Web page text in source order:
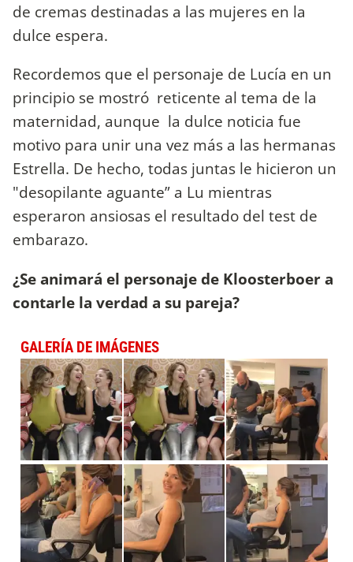
de cremas destinadas a las mujeres en la
dulce espera.
Recordemos que el personaje de Lucía en un
principio se mostró reticente al tema de la
maternidad, aunque la dulce noticia fue
motivo para unir una vez más a las hermanas
Estrella. De hecho, todas juntas le hicieron un
"desopilante aguante” a Lu mientras
esperaron ansiosas el resultado del test de
embarazo.
¿Se animará el personaje de Kloosterboer a
contarle la verdad a su pareja?
GALERÍA DE IMÁGENES